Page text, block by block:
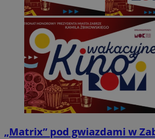
„Matrix” pod gwiazdami w